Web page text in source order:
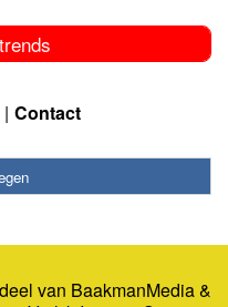
Contact
van BaakmanMedia&